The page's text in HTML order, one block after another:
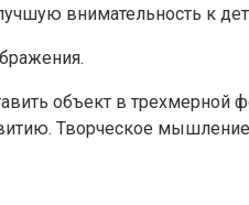
внимательность к
объект в
Творческое